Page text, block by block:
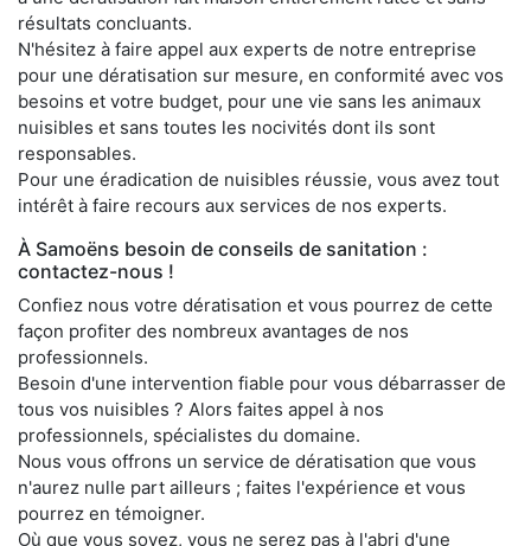
résultats concluants.
N'hésitez à faire appel aux experts de notre entreprise
pour une dératisation sur mesure, en conformité avec vos
besoins et votre budget, pour une vie sans les animaux
nuisibles et sans toutes les nocivités dont ils sont
responsables.
Pour une éradication de nuisibles réussie, vous avez tout
intérêt à faire recours aux services de nos experts.
À Samoëns besoin de conseils de sanitation :
contactez-nous !
Confiez nous votre dératisation et vous pourrez de cette
façon profiter des nombreux avantages de nos
professionnels.
Besoin d'une intervention fiable pour vous débarrasser de
tous vos nuisibles ? Alors faites appel à nos
professionnels, spécialistes du domaine.
Nous vous offrons un service de dératisation que vous
n'aurez nulle part ailleurs ; faites l'expérience et vous
pourrez en témoigner.
Où que vous soyez, vous ne serez pas à l'abri d'une